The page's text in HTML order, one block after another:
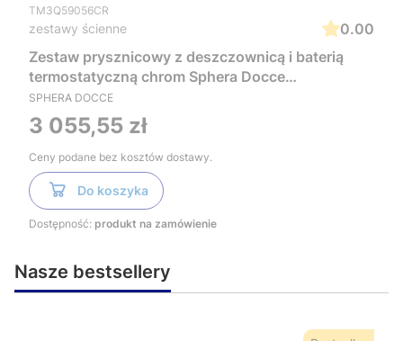
TM3Q59056CR
zestawy ścienne
0.00
Zestaw prysznicowy z deszczownicą i baterią
termostatyczną chrom Sphera Docce
TM3Q59056CR
SPHERA DOCCE
Cena
3 055,55 zł
Ceny podane bez kosztów dostawy.
Do koszyka
Dostępność: produkt na zamówienie
Nasze bestsellery